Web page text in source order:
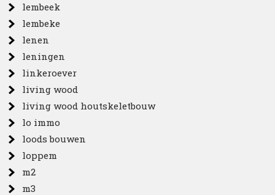
lembeek
lembeke
lenen
leningen
linkeroever
living wood
living wood houtskeletbouw
lo immo
loods bouwen
loppem
m2
m3